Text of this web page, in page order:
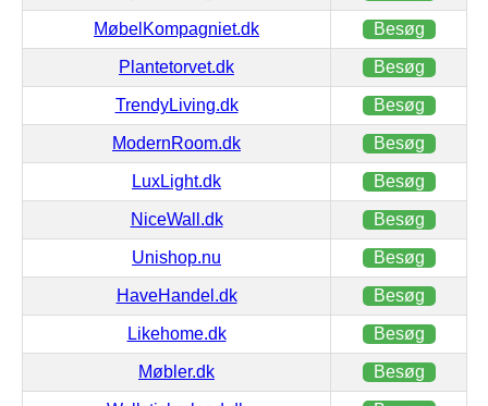
MøbelKompagniet.dk Besøg
Plantetorvet.dk Besøg
TrendyLiving.dk Besøg
ModernRoom.dk Besøg
LuxLight.dk Besøg
NiceWall.dk Besøg
Unishop.nu Besøg
HaveHandel.dk Besøg
Likehome.dk Besøg
Møbler.dk Besøg